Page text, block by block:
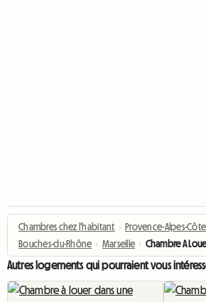
Chambres chez l'habitant › Provence-Alpes-
Bouches-du-Rhône › Marseille › Chambre A
Autres logements qui pourraient vous